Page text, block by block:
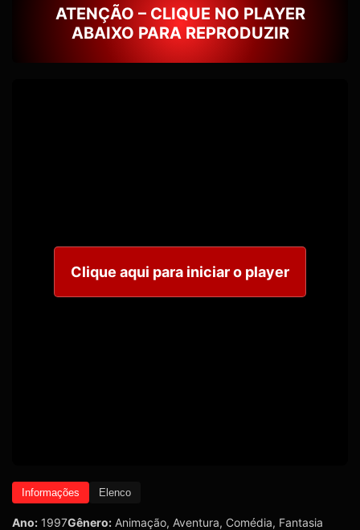
ATENÇÃO – CLIQUE NO PLAYER
ABAIXO PARA REPRODUZIR
Clique aqui para iniciar o player
Informações Elenco
Ano: 1997Gênero: Animação, Aventura, Comédia, Fantasia